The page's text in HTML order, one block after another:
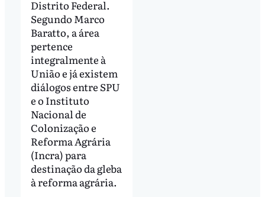
Distrito Federal.
Segundo Marco
Baratto, a área
pertence
integralmente à
União e já existem
diálogos entre SPU
e o Instituto
Nacional de
Colonização e
Reforma Agrária
(Incra) para
destinação da gleba
à reforma agrária.